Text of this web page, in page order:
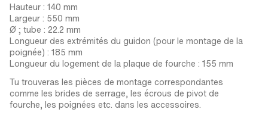
Hauteur : 140 mm
Largeur : 550 mm
Ø ; tube : 22.2 mm
Longueur des extrémités du guidon (pour le montage de la
poignée) : 185 mm
Longueur du logement de la plaque de fourche : 155 mm
Tu trouveras les pièces de montage correspondantes
comme les brides de serrage, les écrous de pivot de
fourche, les poignées etc. dans les accessoires.